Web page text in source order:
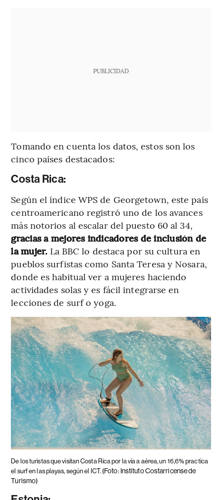
PUBLICIDAD
Tomando en cuenta los datos, estos son los
cinco países destacados:
Costa Rica:
Según el índice WPS de Georgetown, este país
centroamericano registró uno de los avances
más notorios al escalar del puesto 60 al 34,
gracias a mejores indicadores de inclusión de
la mujer. La BBC lo destaca por su cultura en
pueblos surfistas como Santa Teresa y Nosara,
donde es habitual ver a mujeres haciendo
actividades solas y es fácil integrarse en
lecciones de surf o yoga.
De los turistas que visitan Costa Rica por la vía a aérea, un 16,6% practica
el surf en las playas, según el ICT. (Foto: Instituto Costarricense de
Turismo)